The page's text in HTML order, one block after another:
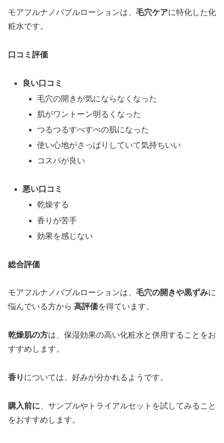
モアフルナノバブルローションは、 毛穴ケアに特化した化
粧水です。
口コミ評価
良い口コミ
毛穴の開きが気にならなくなった
肌がワントーン明るくなった
つるつるすべすべの肌になった
使い心地がさっぱりしていて気持ちいい
コスパが良い
悪い口コミ
乾燥する
香りが苦手
効果を感じない
総合評価
モアフルナノバブルローションは、 毛穴の開きや黒ずみに
悩んでいる方から 高評価を得ています。
乾燥肌の方は、保湿効果の高い化粧水と併用することをお
すすめします。
香り については、好みが分かれるようです。
購入前に 、サンプルやトライアルセットを試してみること
をおすすめします。